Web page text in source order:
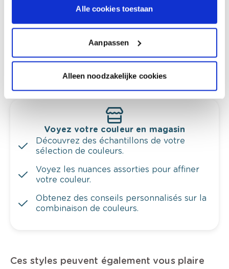
Alle cookies toestaan
Aanpassen
Alleen noodzakelijke cookies
en couleur.
Obtenez un conseil couleur en fonction de
l'éclairage et de votre mobilier.
Obtenez un contrôle technologique de vos
Voyez votre couleur en magasin
Découvrez des échantillons de votre
sélection de couleurs.
Voyez les nuances assorties pour affiner
votre couleur.
Obtenez des conseils personnalisés sur la
combinaison de couleurs.
Ces styles peuvent également vous plaire